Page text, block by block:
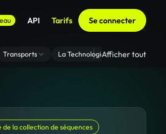
API Tarifs Se connecter
Transports La Technologie Zoom En
Afficher tout
de la collection de séquences